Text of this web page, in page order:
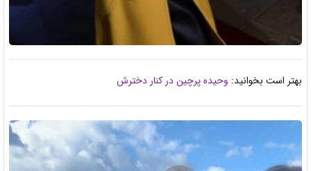
بهتر است بخوانید: وحیده پرچین در کنار دخترش